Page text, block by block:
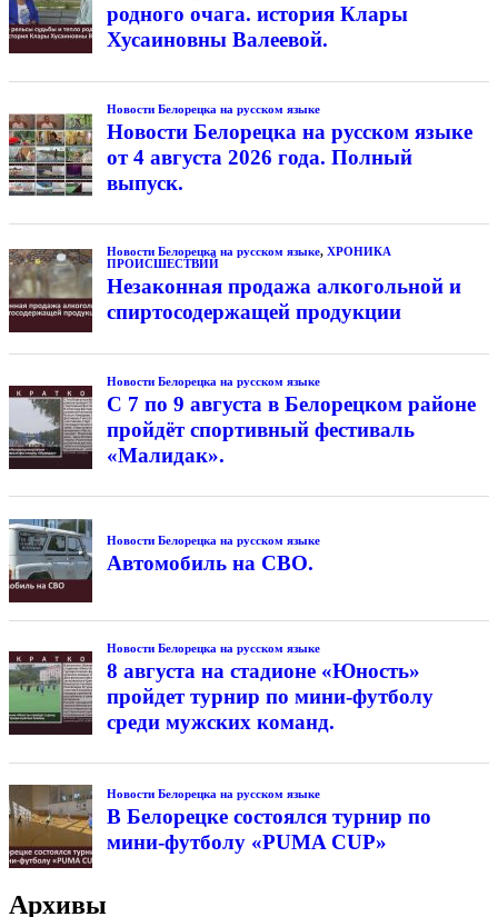
родного очага. история Клары
Хусаиновны Валеевой.
Новости Белорецка на русском языке
Новости Белорецка на русском языке
от 4 августа 2026 года. Полный
выпуск.
Новости Белорецка на русском языке, ХРОНИКА
ПРОИСШЕСТВИЙ
Незаконная продажа алкогольной и
спиртосодержащей продукции
Новости Белорецка на русском языке
С 7 по 9 августа в Белорецком районе
пройдёт спортивный фестиваль
«Малидак».
Новости Белорецка на русском языке
Автомобиль на СВО.
Новости Белорецка на русском языке
8 августа на стадионе «Юность»
пройдет турнир по мини-футболу
среди мужских команд.
Новости Белорецка на русском языке
В Белорецке состоялся турнир по
мини-футболу «PUMA CUP»
Архивы